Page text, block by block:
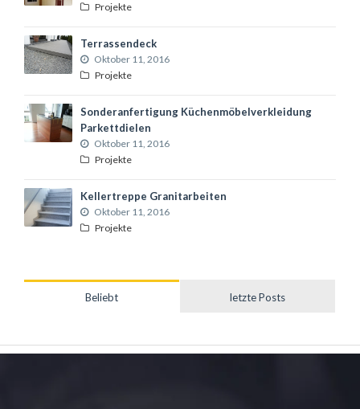
Projekte
Terrassendeck
Oktober 11, 2016
Projekte
Sonderanfertigung Küchenmöbelverkleidung
Parkettdielen
Oktober 11, 2016
Projekte
Kellertreppe Granitarbeiten
Oktober 11, 2016
Projekte
Beliebt letzte Posts